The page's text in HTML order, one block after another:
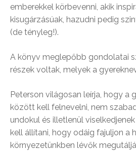
emberekkel körbevenni, akik
kisugárzásúak, hazudni pedig
(de tényleg!).
A könyv meglepőbb gondolatai
részek voltak, melyek a
Peterson világosan leírja, hogy a
között kell felnevelni, nem
undokul és illetlenül
kell állítani, hogy odáig fajuljon a
környezetünkben lévők